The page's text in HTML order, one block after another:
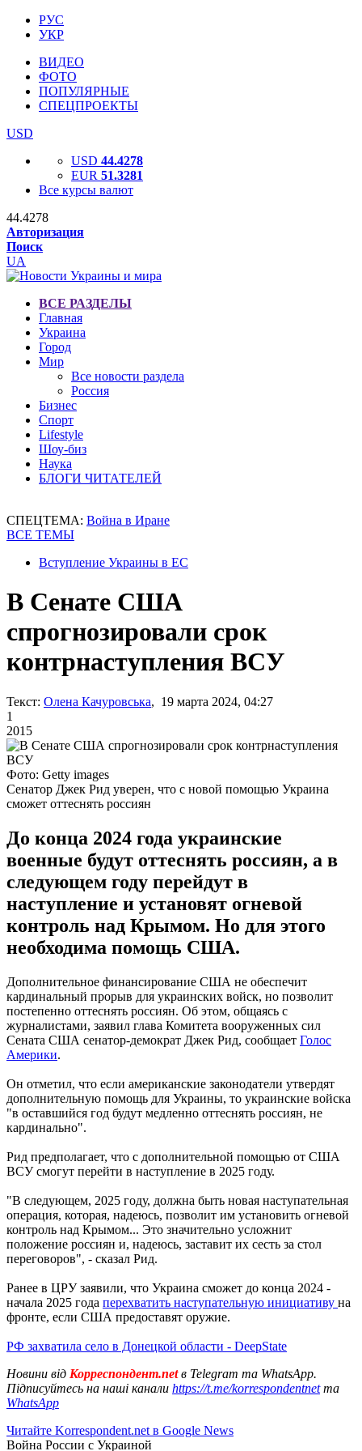
РУС
УКР
ВИДЕО
ФОТО
ПОПУЛЯРНЫЕ
СПЕЦПРОЕКТЫ
USD
USD 44.4278
EUR 51.3281
Все курсы валют
44.4278
Авторизация
Поиск
UA
ВСЕ РАЗДЕЛЫ
Главная
Украина
Город
Мир
Все новости раздела
Россия
Бизнес
Спорт
Lifestyle
Шоу-биз
Наука
БЛОГИ ЧИТАТЕЛЕЙ
СПЕЦТЕМА: Война в Иране
ВСЕ ТЕМЫ
Вступление Украины в ЕС
В Сенате США
спрогнозировали срок
контрнаступления ВСУ
Текст: Олена Качуровська, 19 марта 2024, 04:27
1
2015
Фото: Getty images
Сенатор Джек Рид уверен, что с новой помощью Украина
сможет оттеснять россиян
До конца 2024 года украинские
военные будут оттеснять россиян, а в
следующем году перейдут в
наступление и установят огневой
контроль над Крымом. Но для этого
необходима помощь США.
Дополнительное финансирование США не обеспечит
кардинальный прорыв для украинских войск, но позволит
постепенно оттеснять россиян. Об этом, общаясь с
журналистами, заявил глава Комитета вооруженных сил
Сената США сенатор-демократ Джек Рид, сообщает Голос
Америки.
Он отметил, что если американские законодатели утвердят
дополнительную помощь для Украины, то украинские войска
"в оставшийся год будут медленно оттеснять россиян, не
кардинально".
Рид предполагает, что с дополнительной помощью от США
ВСУ смогут перейти в наступление в 2025 году.
"В следующем, 2025 году, должна быть новая наступательная
операция, которая, надеюсь, позволит им установить огневой
контроль над Крымом... Это значительно усложнит
положение россиян и, надеюсь, заставит их сесть за стол
переговоров", - сказал Рид.
Ранее в ЦРУ заявили, что Украина сможет до конца 2024 -
начала 2025 года перехватить наступательную инициативу на
фронте, если США предоставят оружие.
РФ захватила село в Донецкой области - DeepState
Новини від Корреспондент.netв Telegram та WhatsApp.
Підписуйтесь на наші канали https://t.me/korrespondentnetта
WhatsApp
Читайте Korrespondent.net в Google News
Война России с Украиной